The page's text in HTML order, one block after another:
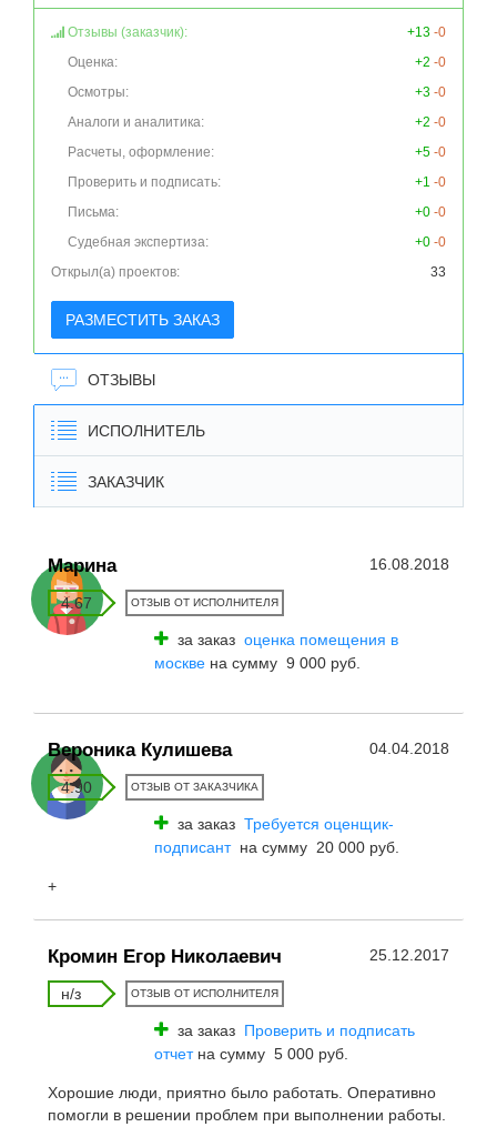
Отзывы (заказчик): +13 -0
Оценка:
+2 -0
Осмотры:
+3 -0
Аналоги и аналитика:
+2 -0
Расчеты, оформление:
+5 -0
Проверить и подписать:
+1 -0
Письма:
+0 -0
Судебная экспертиза:
+0 -0
Открыл(а) проектов:
33
РАЗМЕСТИТЬ ЗАКАЗ
ОТЗЫВЫ
ИСПОЛНИТЕЛЬ
ЗАКАЗЧИК
Марина 16.08.2018
4.67 ОТЗЫВ ОТ ИСПОЛНИТЕЛЯ
за заказ оценка помещения в
москве на сумму 9 000 руб.
Вероника Кулишева 04.04.2018
4.90 ОТЗЫВ ОТ ЗАКАЗЧИКА
за заказ Требуется оценщик-
подписант на сумму 20 000 руб.
+
Кромин Егор Николаевич 25.12.2017
н/з ОТЗЫВ ОТ ИСПОЛНИТЕЛЯ
за заказ Проверить и подписать
отчетна сумму 5 000 руб.
Хорошие люди, приятно было работать. Оперативно
помогли в решении проблем при выполнении работы.